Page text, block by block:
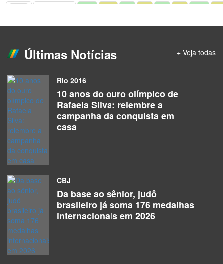
Últimas Notícias + Veja todas
Rio 2016
10 anos do ouro olímpico de
Rafaela Silva: relembre a
campanha da conquista em
casa
CBJ
Da base ao sênior, judô
brasileiro já soma 176 medalhas
internacionais em 2026